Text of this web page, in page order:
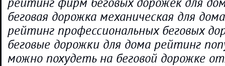
рейтинг фирм беговых дорожек для
беговая дорожка механическая для
рейтинг профессиональных беговых
беговые дорожки для дома рейтинг
можно похудеть на беговой дорожке